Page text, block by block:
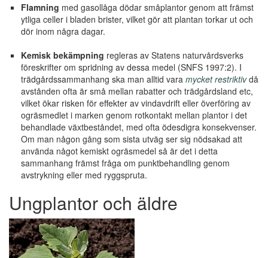
Flamning med gasollåga dödar småplantor genom att främst
ytliga celler i bladen brister, vilket gör att plantan torkar ut och
dör inom några dagar.
Kemisk bekämpning regleras av Statens naturvårdsverks
föreskrifter om spridning av dessa medel (SNFS 1997:2). I
trädgårdssammanhang ska man alltid vara mycket restriktivdå
avstånden ofta är små mellan rabatter och trädgårdsland etc,
vilket ökar risken för effekter av vindavdrift eller överföring av
ogräsmedlet i marken genom rotkontakt mellan plantor i det
behandlade växtbeståndet, med ofta ödesdigra konsekvenser.
Om man någon gång som sista utväg ser sig nödsakad att
använda något kemiskt ogräsmedel så är det i detta
sammanhang främst fråga om punktbehandling genom
avstrykning eller med ryggspruta.
Ungplantor och äldre